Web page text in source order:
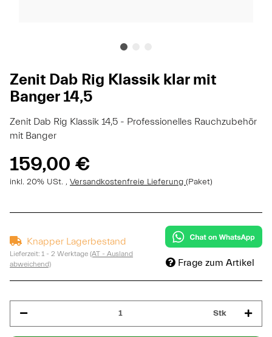
Zenit Dab Rig Klassik klar mit
Banger 14,5
Zenit Dab Rig Klassik 14,5 - Professionelles Rauchzubehör
mit Banger
159,00 €
inkl. 20% USt. , Versandkostenfreie Lieferung (Paket)
Knapper Lagerbestand
Lieferzeit: 1 - 2 Werktage (AT - Ausland
abweichend)
Frage zum Artikel
Stk